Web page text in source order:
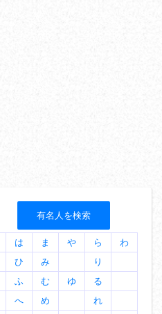
有名人を検索
は ま や ら
わ
ひ み
り
ふ む ゆ
る
へ め
れ